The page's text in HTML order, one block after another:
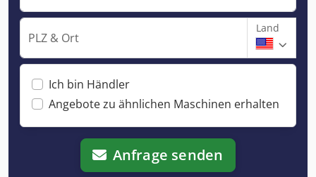
PLZ & Ort
Land
Ich bin Händler
Angebote zu ähnlichen Maschinen erhalten
Anfrage senden